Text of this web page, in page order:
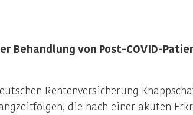
Behandlung von Post-COVID-
Rentenversicherung
die nach einer akuten